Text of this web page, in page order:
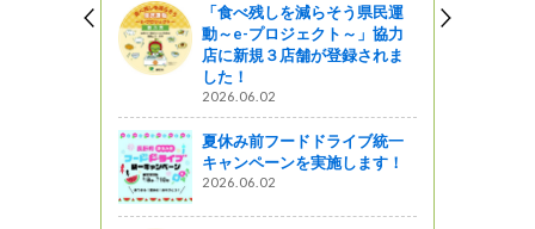
「食べ残しを減らそう県民運
動～e-プロジェクト～」協力
店に新規３店舗が登録されま
した！
2026.06.02
夏休み前フードドライブ統一
キャンペーンを実施します！
2026.06.02